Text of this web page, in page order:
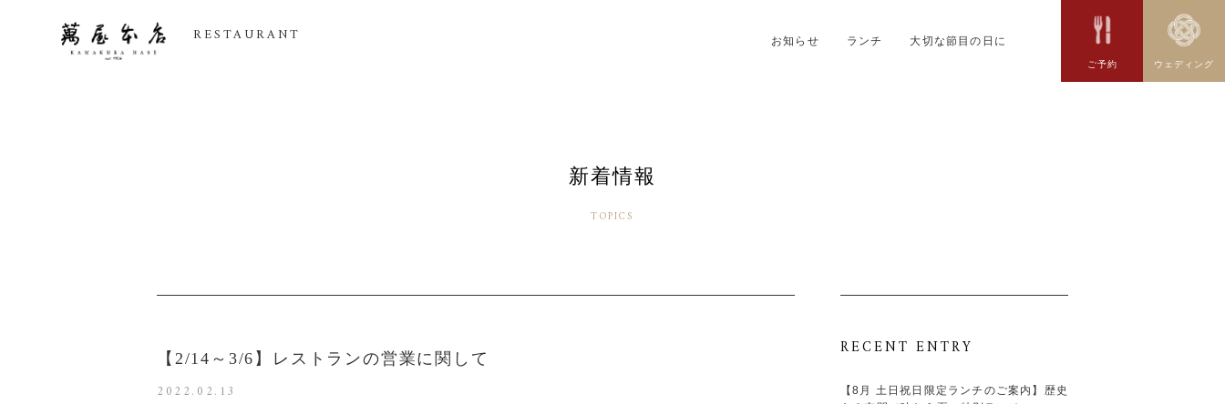
RESTAURANT お知らせ ランチ 大切な節目の日に
ご予約 ウェディング
新着情報
TOPICS
【2/14～3/6】レストランの営業に関して
2022.02.13
RECENT ENTRY
【8月 土日祝日限定ランチのご案内】歴史